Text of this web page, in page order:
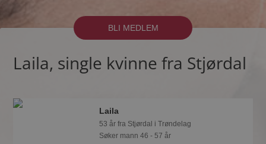
BLI MEDLEM
Laila, single kvinne fra Stjørdal
Laila
53 år fra Stjørdal i Trøndelag
Søker mann 46 - 57 år